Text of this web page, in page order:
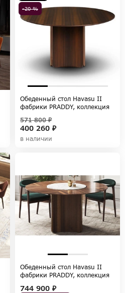
-20 %
Обеденный стол Havasu II
фабрики PRADDY, коллекция
400 260 ₽
571 800 ₽
в наличии
Обеденный стол Havasu II
фабрики PRADDY, коллекция
744 900 ₽